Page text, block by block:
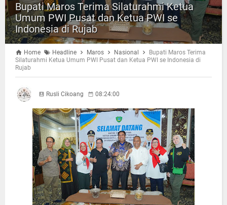
Bupati Maros Terima Silaturahmi Ketua
Umum PWI Pusat dan Ketua PWI se
Indonesia di Rujab
Home Headline Maros Nasional
Bupati Maros Terima
Silaturahmi Ketua Umum PWI Pusat dan Ketua PWI se Indonesia di
Rujab
Rusli Cikoang 08:24:00